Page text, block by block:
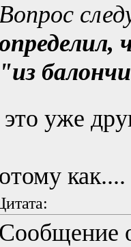
"из
уже
как....
Сообщение